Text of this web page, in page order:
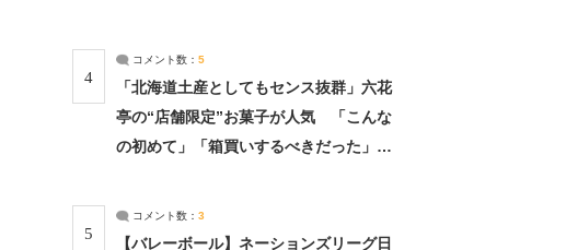
4
コメント数： 5
「北海道土産としてもセンス抜群」六花
亭の“店舗限定”お菓子が人気 「こんな
の初めて」「箱買いするべきだった」
5
コメント数： 3
【バレーボール】ネーションズリーグ日